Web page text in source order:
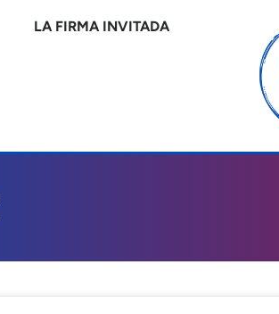
LA FIRMA INVITADA